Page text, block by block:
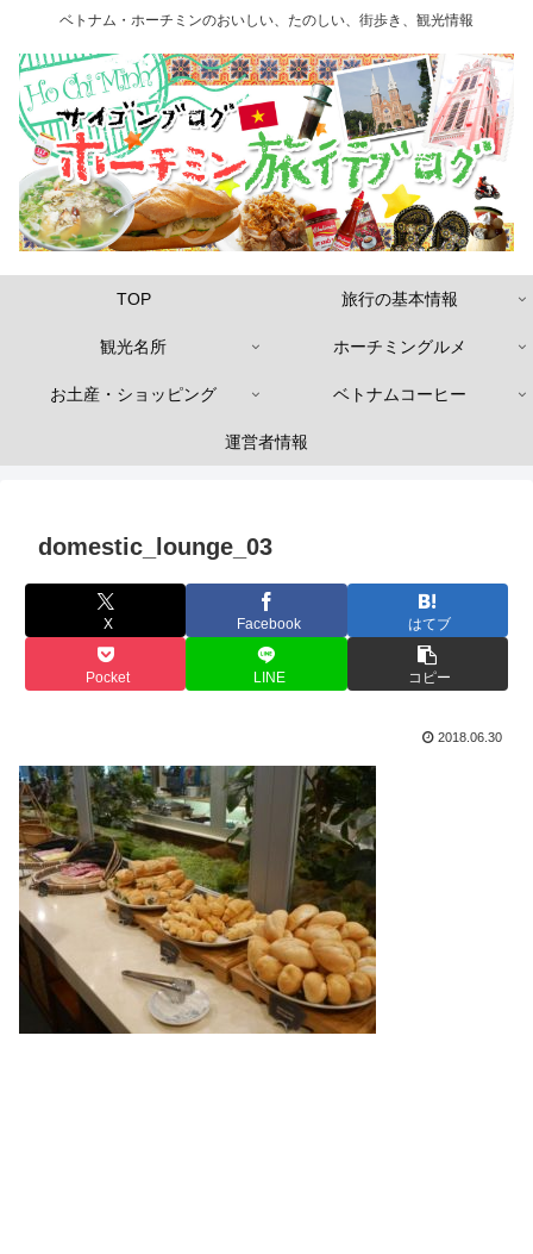
ベトナム・ホーチミンのおいしい、たのしい、街歩き、観光情報
TOP 旅行の基本情報
観光名所 ホーチミングルメ
お土産・ショッピング ベトナムコーヒー
運営者情報
domestic_lounge_03
X Facebook はてブ
Pocket LINE コピー
2018.06.30